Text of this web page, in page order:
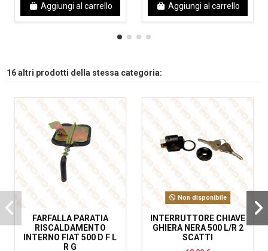
Aggiungi al carrello Aggiungi al carrello
16 altri prodotti della stessa categoria:
FARFALLA PARATIA
RISCALDAMENTO
INTERNO FIAT 500 D F L
R G
Non disponibile
INTERRUTTORE CHIAVE
GHIERA NERA 500 L/R 2
SCATTI